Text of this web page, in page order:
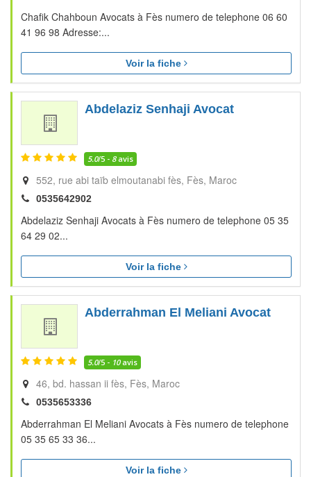
Chafik Chahboun Avocats à Fès numero de telephone 06 60
41 96 98 Adresse:...
Voir la fiche
Abdelaziz Senhaji Avocat
5.0/5 - 8avis
552, rue abi taïb elmoutanabi fès Fès Maroc
0535642902
Abdelaziz Senhaji Avocats à Fès numero de telephone 05 35
64 29 02...
Voir la fiche
Abderrahman El Meliani Avocat
5.0/5 - 10avis
46, bd. hassan ii fès Fès Maroc
0535653336
Abderrahman El Meliani Avocats à Fès numero de telephone
05 35 65 33 36...
Voir la fiche